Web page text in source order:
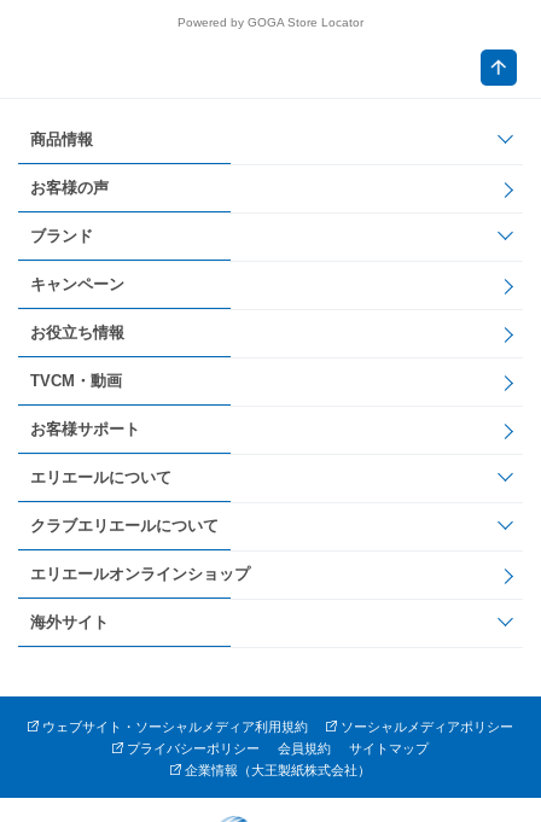
Powered by GOGA Store Locator
商品情報
お客様の声
ブランド
キャンペーン
お役立ち情報
TVCM・動画
お客様サポート
エリエールについて
クラブエリエールについて
エリエールオンラインショップ
海外サイト
ウェブサイト・ソーシャルメディア利用規約
ソーシャルメディアポリシー
プライバシーポリシー
会員規約
サイトマップ
企業情報（大王製紙株式会社）